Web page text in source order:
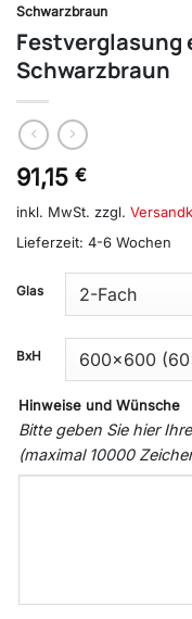
Schwarzbraun
Festverglasung
Schwarzbraun
91,15 €
inkl. MwSt. zzgl.
Lieferzeit: 4-6 Wochen
Glas
BxH
Hinweise und Wünsche
Bitte geben Sie hier
(maximal 10000